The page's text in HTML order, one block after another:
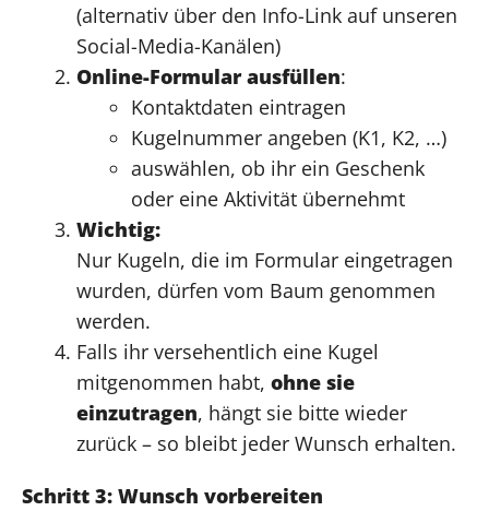
(alternativ über den Info-Link auf unseren
Social-Media-Kanälen)
Online-Formular ausfüllen:
Kontaktdaten eintragen
Kugelnummer angeben (K1, K2, …)
auswählen, ob ihr ein Geschenk
oder eine Aktivität übernehmt
Wichtig:
Nur Kugeln, die im Formular eingetragen
wurden, dürfen vom Baum genommen
werden.
Falls ihr versehentlich eine Kugel
mitgenommen habt, ohne sie
einzutragen, hängt sie bitte wieder
zurück – so bleibt jeder Wunsch erhalten.
Schritt 3: Wunsch vorbereiten